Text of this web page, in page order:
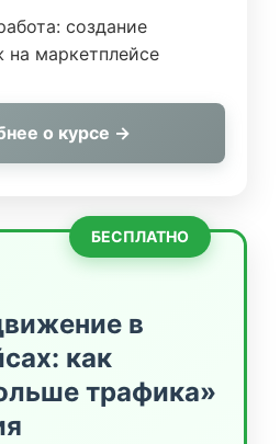
создание
на маркетплейсе
о курсе →
БЕСПЛАТНО
в
как
трафика»